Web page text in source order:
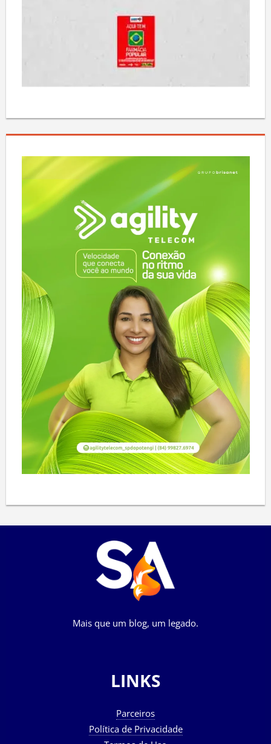
Mais que um blog, um legado.
LINKS
Parceiros
Política de Privacidade